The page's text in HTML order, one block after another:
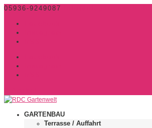
05936-9249087
GARTENBAU
Terrasse / Auffahrt